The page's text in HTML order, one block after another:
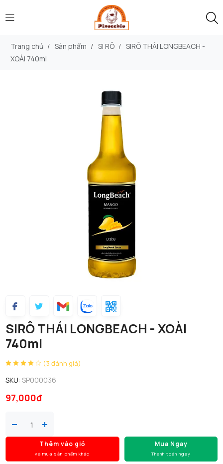
Trang chủ / Sản phẩm / SI RÔ / SIRÔ THÁI LONGBEACH -
XOÀI 740ml
SIRÔ THÁI LONGBEACH - XOÀI
740ml
(3 đánh giá)
SKU: SP000036
97,000đ
Thêm vào giỏ
và mua sản phẩm khác
Mua Ngay
Thanh toán ngay